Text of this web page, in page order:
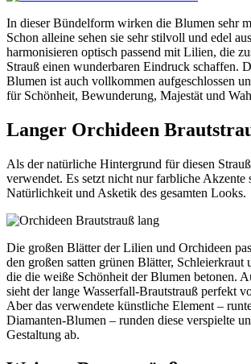
In dieser Bündelform wirken die Blumen sehr
Schon alleine sehen sie sehr stilvoll und edel
harmonisieren optisch passend mit Lilien, die
Strauß einen wunderbaren Eindruck schaffen.
Blumen ist auch vollkommen aufgeschlossen
für Schönheit, Bewunderung, Majestät und
Langer Orchideen
Als der natürliche Hintergrund für diesen
verwendet. Es setzt nicht nur farbliche Akzente
Natürlichkeit und Asketik des gesamten Looks.
Die großen Blätter der Lilien und Orchideen
den großen satten grünen Blätter, Schleierkraut
die die weiße Schönheit der Blumen betonen.
sieht der lange Wasserfall-Brautstrauß perfekt
Aber das verwendete künstliche Element –
Diamanten-Blumen – runden diese verspielte
Gestaltung ab.